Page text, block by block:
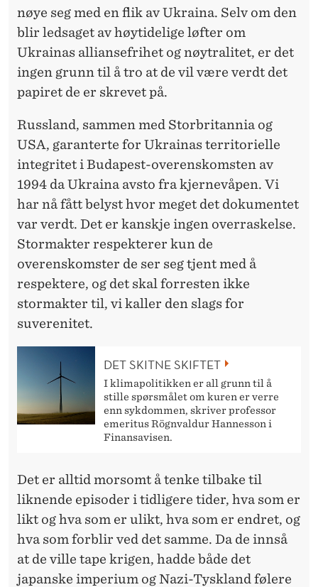
nøye seg med en flik av Ukraina. Selv om den
blir ledsaget av høytidelige løfter om
Ukrainas alliansefrihet og nøytralitet, er det
ingen grunn til å tro at de vil være verdt det
papiret de er skrevet på.
Russland, sammen med Storbritannia og
USA, garanterte for Ukrainas territorielle
integritet i Budapest-overenskomsten av
1994 da Ukraina avsto fra kjernevåpen. Vi
har nå fått belyst hvor meget det dokumentet
var verdt. Det er kanskje ingen overraskelse.
Stormakter respekterer kun de
overenskomster de ser seg tjent med å
respektere, og det skal forresten ikke
stormakter til, vi kaller den slags for
suverenitet.
DET SKITNE SKIFTET
I klimapolitikken er all grunn til å
stille spørsmålet om kuren er verre
enn sykdommen, skriver professor
emeritus Rögnvaldur Hannesson i
Finansavisen.
Det er alltid morsomt å tenke tilbake til
liknende episoder i tidligere tider, hva som er
likt og hva som er ulikt, hva som er endret, og
hva som forblir ved det samme. Da de innså
at de ville tape krigen, hadde både det
japanske imperium og Nazi-Tyskland følere